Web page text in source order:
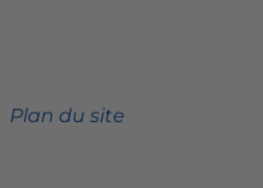
Plan du site